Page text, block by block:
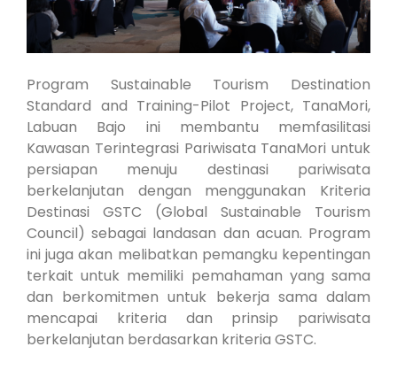
Program Sustainable Tourism Destination
Standard and Training-Pilot Project, TanaMori,
Labuan Bajo ini membantu memfasilitasi
Kawasan Terintegrasi Pariwisata TanaMori untuk
persiapan menuju destinasi pariwisata
berkelanjutan dengan menggunakan Kriteria
Destinasi GSTC (Global Sustainable Tourism
Council) sebagai landasan dan acuan. Program
ini juga akan melibatkan pemangku kepentingan
terkait untuk memiliki pemahaman yang sama
dan berkomitmen untuk bekerja sama dalam
mencapai kriteria dan prinsip pariwisata
berkelanjutan berdasarkan kriteria GSTC.